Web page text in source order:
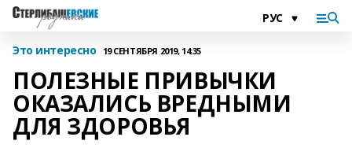
Это интересно 19 СЕНТЯБРЯ 2019, 14:35
ПОЛЕЗНЫЕ ПРИВЫЧКИ
ОКАЗАЛИСЬ ВРЕДНЫМИ
ДЛЯ ЗДОРОВЬЯ